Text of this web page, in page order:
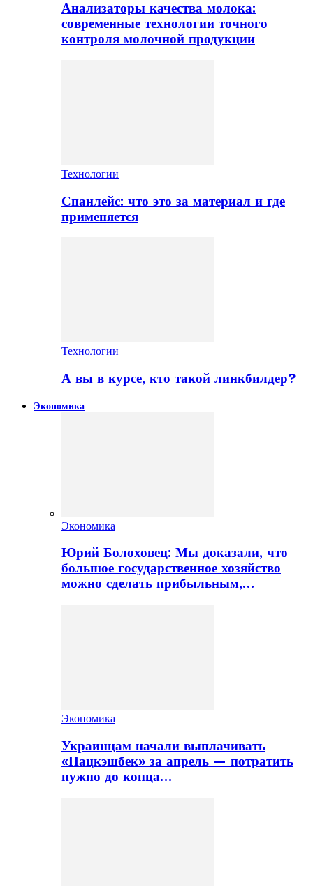
Анализаторы качества молока:
современные технологии точного
контроля молочной продукции
Технологии
Спанлейс: что это за материал и где
применяется
Технологии
А вы в курсе, кто такой линкбилдер?
Экономика
Экономика
Юрий Болоховец: Мы доказали, что
большое государственное хозяйство
можно сделать прибыльным,…
Экономика
Украинцам начали выплачивать
«Нацкэшбек» за апрель — потратить
нужно до конца…